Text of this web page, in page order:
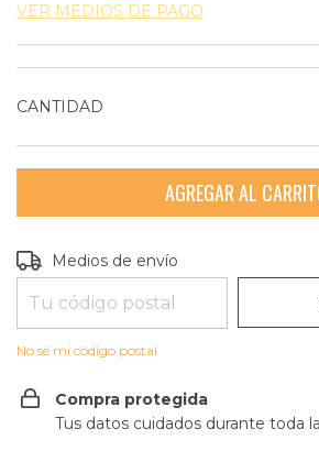
VER MEDIOS DE PAGO
CANTIDAD
Entregas para el CP:
Medios de envío
No sé mi código postal
Compra protegida
Tus datos cuidados durante toda